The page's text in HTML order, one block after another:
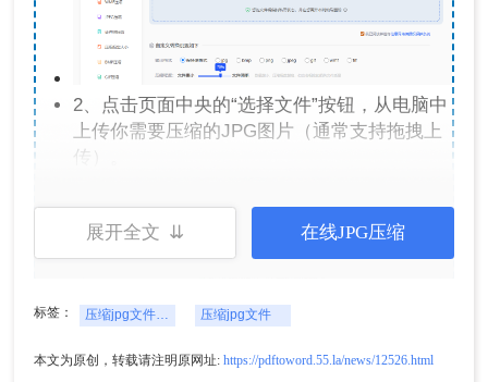
2、点击页面中央的“选择文件”按钮，从电脑中
上传你需要压缩的JPG图片（通常支持拖拽上
传）。
3、根据需求调整压缩设置。部分工具允许你
选择压缩程度（如清晰优先、体积优先）或直
展开全文 ⇊ 在线JPG压缩
标签： 压缩jpg文件大小 压缩jpg文件
本文为原创，转载请注明原网址: https://pdftoword.55.la/news/12526.html